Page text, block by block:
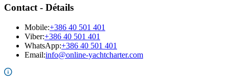
Contact - Détails
Mobile:+386 40 501 401
Viber:+386 40 501 401
WhatsApp:+386 40 501 401
Email:info@online-yachtcharter.com